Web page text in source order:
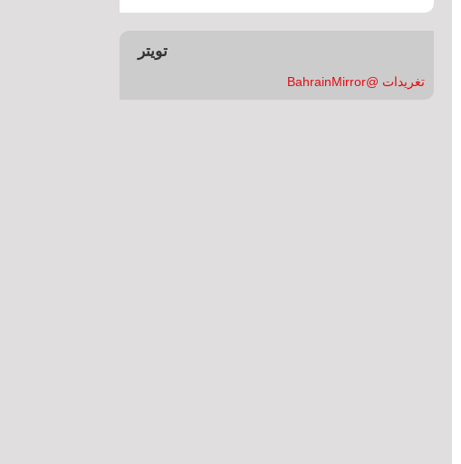
تويتر
تغريدات @BahrainMirror